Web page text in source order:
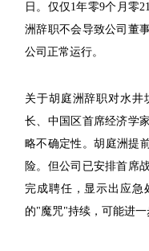
日。仅仅1年零9个月零
洲辞职不会导致公司董
公司正常运行。
关于胡庭洲辞职对水井
长、中国区首席经济学
略不确定性。胡庭洲提
险。但公司已安排首席
完成聘任，显示出应急
的"魔咒"持续，可能进一